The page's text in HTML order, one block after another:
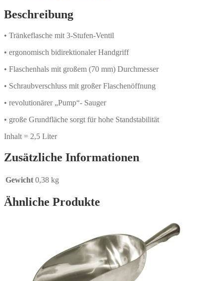
Beschreibung
• Tränkeflasche mit 3-Stufen-Ventil
• ergonomisch bidirektionaler Handgriff
• Flaschenhals mit großem (70 mm) Durchmesser
• Schraubverschluss mit großer Flaschenöffnung
• revolutionärer „Pump“- Sauger
• große Grundfläche sorgt für hohe Standstabilität
Inhalt = 2,5 Liter
Zusätzliche Informationen
Gewicht 0,38 kg
Ähnliche Produkte